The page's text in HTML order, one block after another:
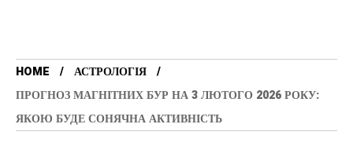
HOME
АСТРОЛОГІЯ
ПРОГНОЗ МАГНІТНИХ БУР НА 3 ЛЮТОГО 2026 РОКУ:
ЯКОЮ БУДЕ СОНЯЧНА АКТИВНІСТЬ